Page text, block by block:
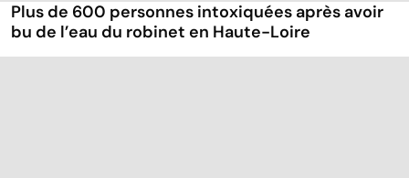
Plus de 600 personnes intoxiquées après avoir
bu de l’eau du robinet en Haute-Loire